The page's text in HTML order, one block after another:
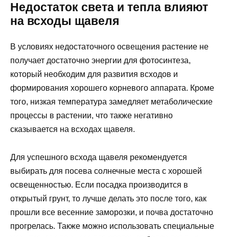
Недостаток света и тепла влияют
на всходы щавеля
В условиях недостаточного освещения растение не
получает достаточно энергии для фотосинтеза,
который необходим для развития всходов и
формирования хорошего корневого аппарата. Кроме
того, низкая температура замедляет метаболические
процессы в растении, что также негативно
сказывается на всходах щавеля.
Для успешного всхода щавеля рекомендуется
выбирать для посева солнечные места с хорошей
освещенностью. Если посадка производится в
открытый грунт, то лучше делать это после того, как
прошли все весенние заморозки, и почва достаточно
прогрелась. Также можно использовать специальные